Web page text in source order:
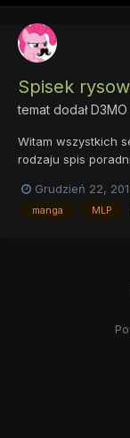
Spisek
temat dodałD3MO
Witam wszystkich
rodzaju spis
grupy np. manga,
tym podgrupy;
Grudzień 22,
manga MLP